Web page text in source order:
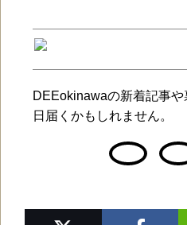
DEEokinawaの新着記事
日届くかもしれません。